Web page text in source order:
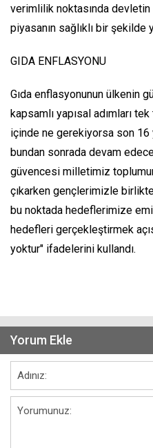
verimlilik noktasında
piyasanın sağlıklı bir şekilde
GIDA ENFLASYONU
Gıda enflasyonunun ülkenin
kapsamlı yapısal adımları
içinde ne gerekiyorsa son 16
bundan sonrada devam
güvencesi milletimiz
çıkarken gençlerimizle
bu noktada hedeflerimize
hedefleri gerçekleştirmek
yoktur" ifadelerini kullandı.
Yorum Ekle